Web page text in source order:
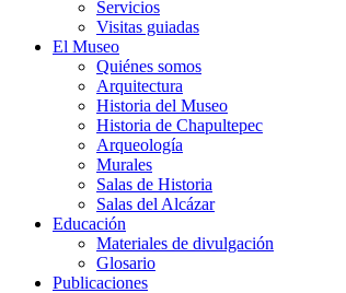
Servicios
Visitas guiadas
El Museo
Quiénes somos
Arquitectura
Historia del Museo
Historia de Chapultepec
Arqueología
Murales
Salas de Historia
Salas del Alcázar
Educación
Materiales de divulgación
Glosario
Publicaciones